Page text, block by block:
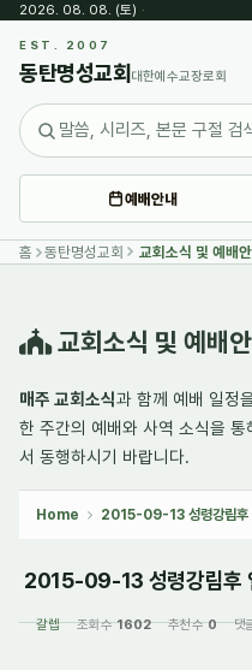
2026. 08. 08. (토) ·
EST. 2007
동탄명성교회 대한예수교장로회
예배안내
홈 동탄명성교회 교회소식 및 예배
교회소식 및 예배
매주 교회소식과 함께 예배 일정
한 주간의 예배와 사역 소식을 통
서 동행하시기 바랍니다.
Home 2015-09-13 성령강림후
2015-09-13 성령강림후
갈렙 조회 수1602 추천 수0 댓
Sketchbook5,